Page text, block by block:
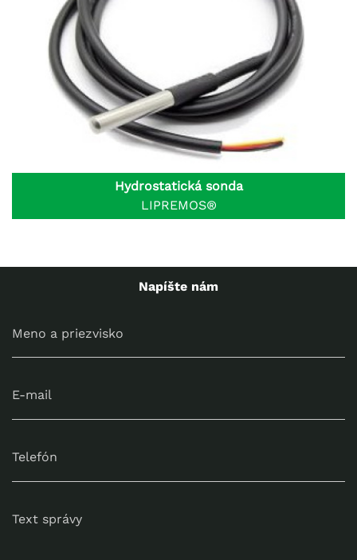
Hydrostatická sonda
LIPREMOS®
Napíšte nám
Meno a priezvisko
E-mail
Telefón
Text správy